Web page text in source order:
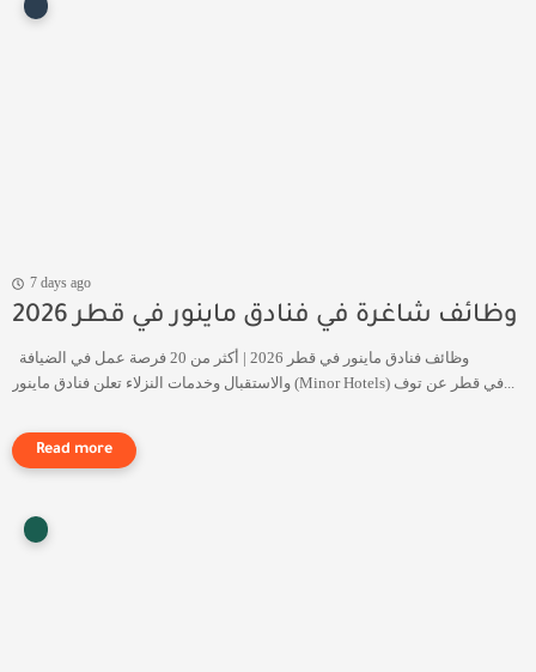
7 days ago
وظائف شاغرة في فنادق ماينور في قطر 2026
والاستقبال وخدمات النزلاء تعلن فنادق ماينور (Minor Hotels) في قطر عن توف...